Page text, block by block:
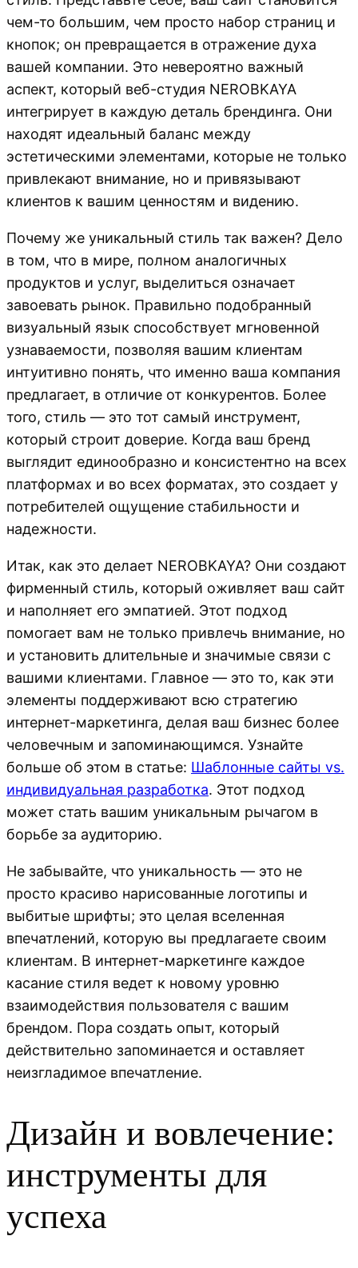
чем-то большим, чем просто набор страниц и
кнопок; он превращается в отражение духа
вашей компании. Это невероятно важный
аспект, который веб-студия NEROBKAYA
интегрирует в каждую деталь брендинга. Они
находят идеальный баланс между
эстетическими элементами, которые не только
привлекают внимание, но и привязывают
клиентов к вашим ценностям и видению.
Почему же уникальный стиль так важен? Дело
в том, что в мире, полном аналогичных
продуктов и услуг, выделиться означает
завоевать рынок. Правильно подобранный
визуальный язык способствует мгновенной
узнаваемости, позволяя вашим клиентам
интуитивно понять, что именно ваша компания
предлагает, в отличие от конкурентов. Более
того, стиль — это тот самый инструмент,
который строит доверие. Когда ваш бренд
выглядит единообразно и консистентно на всех
платформах и во всех форматах, это создает у
потребителей ощущение стабильности и
надежности.
Итак, как это делает NEROBKAYA? Они создают
фирменный стиль, который оживляет ваш сайт
и наполняет его эмпатией. Этот подход
помогает вам не только привлечь внимание, но
и установить длительные и значимые связи с
вашими клиентами. Главное — это то, как эти
элементы поддерживают всю стратегию
интернет-маркетинга, делая ваш бизнес более
человечным и запоминающимся. Узнайте
больше об этом в статье: Шаблонные сайты vs.
индивидуальная разработка. Этот подход
может стать вашим уникальным рычагом в
борьбе за аудиторию.
Не забывайте, что уникальность — это не
просто красиво нарисованные логотипы и
выбитые шрифты; это целая вселенная
впечатлений, которую вы предлагаете своим
клиентам. В интернет-маркетинге каждое
касание стиля ведет к новому уровню
взаимодействия пользователя с вашим
брендом. Пора создать опыт, который
действительно запоминается и оставляет
неизгладимое впечатление.
Дизайн и вовлечение:
инструменты для
успеха